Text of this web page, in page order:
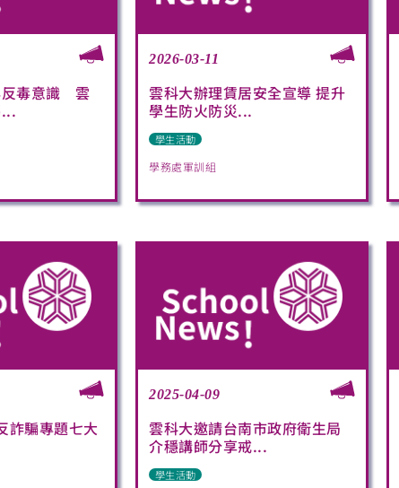
反毒意識 雲
2026-03-11
雲科大辦理賃居安全宣導 提升
學生防火防災...
學生活動
學務處軍訓組
詐騙專題七大
2025-04-09
雲科大邀請台南市政府衛生局
介穩講師分享戒...
學生活動